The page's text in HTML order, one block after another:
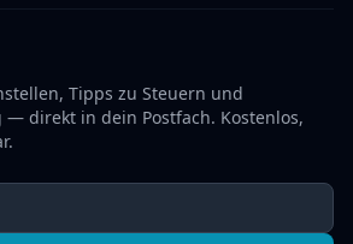
Tipps zu Steuern und
— direkt in dein Postfach. Kostenlos,